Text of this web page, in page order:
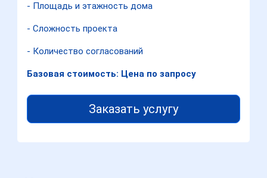
- Площадь и этажность дома
- Сложность проекта
- Количество согласований
Базовая стоимость: Цена по запросу
Заказать услугу